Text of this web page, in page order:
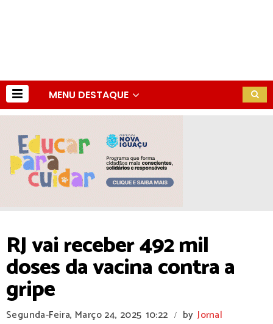
MENU DESTAQUE
RJ vai receber 492 mil
doses da vacina contra a
gripe
Segunda-Feira, Março 24, 2025 10:22 / by Jornal